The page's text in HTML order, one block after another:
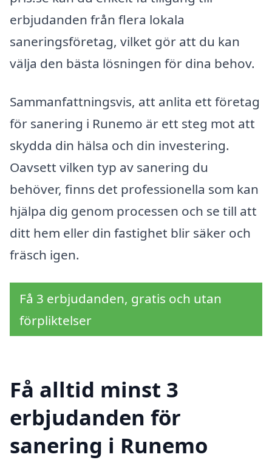
erbjudanden från flera lokala
saneringsföretag, vilket gör att du kan
välja den bästa lösningen för dina behov.
Sammanfattningsvis, att anlita ett företag
för sanering i Runemo är ett steg mot att
skydda din hälsa och din investering.
Oavsett vilken typ av sanering du
behöver, finns det professionella som kan
hjälpa dig genom processen och se till att
ditt hem eller din fastighet blir säker och
fräsch igen.
Få 3 erbjudanden, gratis och utan
förpliktelser
Få alltid minst 3
erbjudanden för
sanering i Runemo